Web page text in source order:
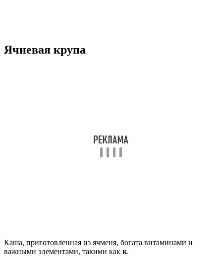
Ячневая крупа
Каша, приготовленная из ячменя, богата витаминами и
важными элементами, такими как к.